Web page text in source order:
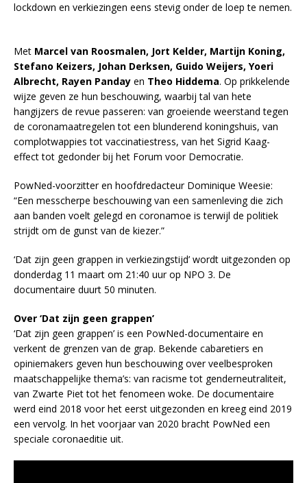
lockdown en verkiezingen eens stevig onder de loep te nemen.
Met Marcel van Roosmalen, Jort Kelder, Martijn Koning,
Stefano Keizers, Johan Derksen, Guido Weijers, Yoeri
Albrecht, Rayen Panday en Theo Hiddema. Op prikkelende
wijze geven ze hun beschouwing, waarbij tal van hete
hangijzers de revue passeren: van groeiende weerstand tegen
de coronamaatregelen tot een blunderend koningshuis, van
complotwappies tot vaccinatiestress, van het Sigrid Kaag-
effect tot gedonder bij het Forum voor Democratie.
PowNed-voorzitter en hoofdredacteur Dominique Weesie:
“Een messcherpe beschouwing van een samenleving die zich
aan banden voelt gelegd en coronamoe is terwijl de politiek
strijdt om de gunst van de kiezer.”
‘Dat zijn geen grappen in verkiezingstijd’ wordt uitgezonden op
donderdag 11 maart om 21:40 uur op NPO 3. De
documentaire duurt 50 minuten.
Over ‘Dat zijn geen grappen’
‘Dat zijn geen grappen’ is een PowNed-documentaire en
verkent de grenzen van de grap. Bekende cabaretiers en
opiniemakers geven hun beschouwing over veelbesproken
maatschappelijke thema’s: van racisme tot genderneutraliteit,
van Zwarte Piet tot het fenomeen woke. De documentaire
werd eind 2018 voor het eerst uitgezonden en kreeg eind 2019
een vervolg. In het voorjaar van 2020 bracht PowNed een
speciale coronaeditie uit.